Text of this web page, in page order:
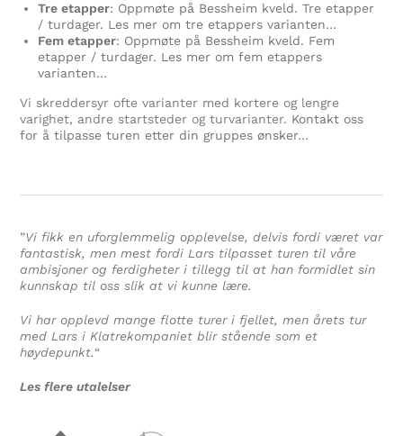
Tre etapper: Oppmøte på Bessheim kveld. Tre etapper
/ turdager. Les mer om tre etappers varianten…
Fem etapper: Oppmøte på Bessheim kveld. Fem
etapper / turdager. Les mer om fem etappers
varianten…
Vi skreddersyr ofte varianter med kortere og lengre
varighet, andre startsteder og turvarianter. Kontakt oss
for å tilpasse turen etter din gruppes ønsker…
”Vi fikk en uforglemmelig opplevelse, delvis fordi været var
fantastisk, men mest fordi Lars tilpasset turen til våre
ambisjoner og ferdigheter i tillegg til at han formidlet sin
kunnskap til oss slik at vi kunne lære.
Vi har opplevd mange flotte turer i fjellet, men årets tur
med Lars i Klatrekompaniet blir stående som et
høydepunkt.“
Les flere utalelser